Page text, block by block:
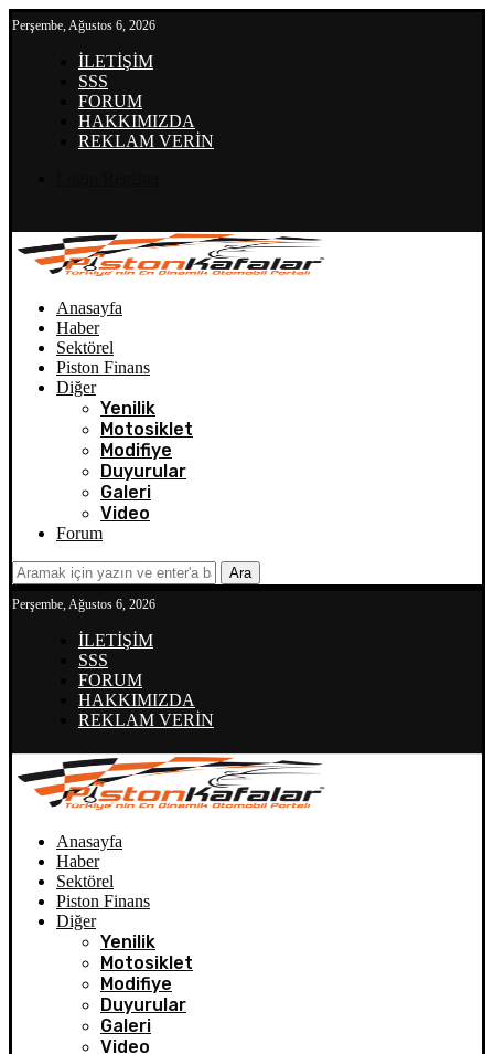
Perşembe, Ağustos 6, 2026
İLETİŞİM
SSS
FORUM
HAKKIMIZDA
REKLAM VERİN
Anasayfa
Haber
Sektörel
Piston Finans
Diğer
Yenilik
Motosiklet
Modifiye
Duyurular
Galeri
Video
Forum
Ara
Perşembe, Ağustos 6, 2026
İLETİŞİM
SSS
FORUM
HAKKIMIZDA
REKLAM VERİN
Anasayfa
Haber
Sektörel
Piston Finans
Diğer
Yenilik
Motosiklet
Modifiye
Duyurular
Galeri
Video